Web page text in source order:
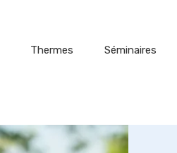
Thermes Séminaires